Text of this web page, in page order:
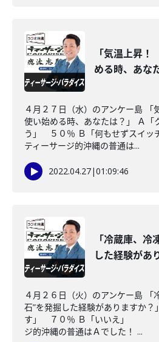
「気温上昇
める時、あな
４月２７日（水）のアンケー島
使い始める時、あなたは？」 Ａ「
う」 ５０％ Ｂ「何もせずスイ
ティーサージ的沖縄の普通は...
2022.04.27|01:09:46
「冷蔵庫、冷
した経験があ
４月２６日（火）のアンケー島 「
石”を発掘した経験がありますか？
す」 ７０％ Ｂ「いいえ」
ジ的沖縄の普通はＡでした！ ...